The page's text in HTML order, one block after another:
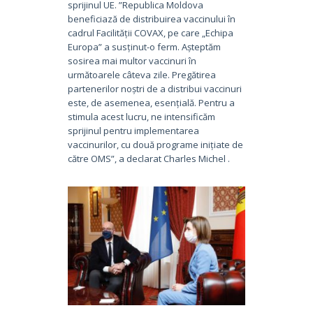
sprijinul UE. ”Republica Moldova
beneficiază de distribuirea vaccinului în
cadrul Facilității COVAX, pe care „Echipa
Europa” a susținut-o ferm. Așteptăm
sosirea mai multor vaccinuri în
următoarele câteva zile. Pregătirea
partenerilor noștri de a distribui vaccinuri
este, de asemenea, esențială. Pentru a
stimula acest lucru, ne intensificăm
sprijinul pentru implementarea
vaccinurilor, cu două programe inițiate de
către OMS”, a declarat Charles Michel .